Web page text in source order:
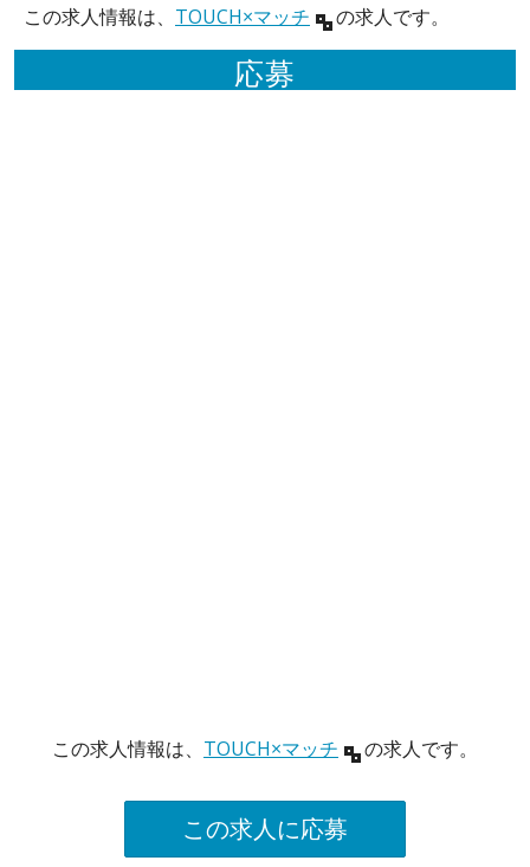
この求人情報は、 TOUCH×マッチ の求人です。
応募
この求人情報は、 TOUCH×マッチ の求人です。
この求人に応募